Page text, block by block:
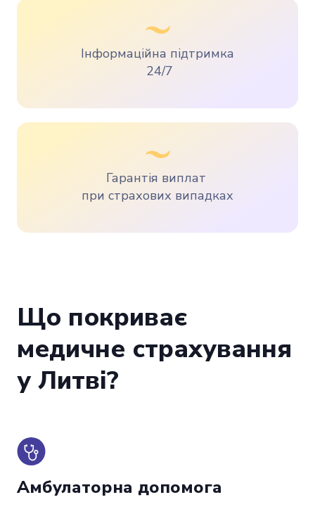
Інформаційна підтримка
24/7
Гарантія виплат
при страхових випадках
Що покриває
медичне страхування
у Литві?
Амбулаторна допомога